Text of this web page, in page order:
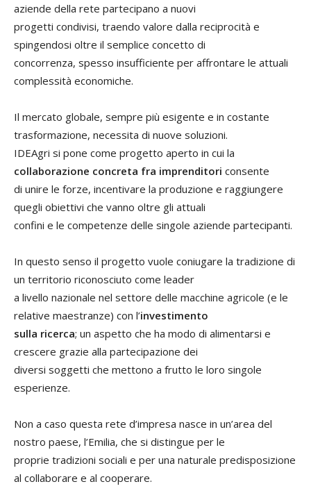
aziende della rete partecipano a nuovi
progetti condivisi, traendo valore dalla reciprocità e
spingendosi oltre il semplice concetto di
concorrenza, spesso insufficiente per affrontare le attuali
complessità economiche.
Il mercato globale, sempre più esigente e in costante
trasformazione, necessita di nuove soluzioni.
IDEAgri si pone come progetto aperto in cui la
collaborazione concreta fra imprenditori consente
di unire le forze, incentivare la produzione e raggiungere
quegli obiettivi che vanno oltre gli attuali
confini e le competenze delle singole aziende partecipanti.
In questo senso il progetto vuole coniugare la tradizione di
un territorio riconosciuto come leader
a livello nazionale nel settore delle macchine agricole (e le
relative maestranze) con l’investimento
sulla ricerca; un aspetto che ha modo di alimentarsi e
crescere grazie alla partecipazione dei
diversi soggetti che mettono a frutto le loro singole
esperienze.
Non a caso questa rete d’impresa nasce in un’area del
nostro paese, l’Emilia, che si distingue per le
proprie tradizioni sociali e per una naturale predisposizione
al collaborare e al cooperare.